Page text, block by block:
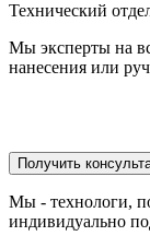
Технический
Мы эксперты на
нанесения или
Получить
Мы - технологи,
индивидуально